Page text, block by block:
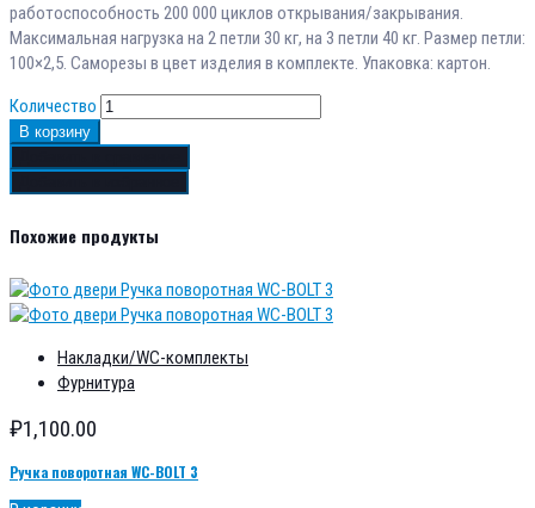
работоспособность 200 000 циклов открывания/закрывания.
Максимальная нагрузка на 2 петли 30 кг, на 3 петли 40 кг. Размер петли:
100×2,5. Саморезы в цвет изделия в комплекте. Упаковка: картон.
Количество
В корзину
Похожие продукты
Накладки/WC-комплекты
Фурнитура
₽1,100.00
Ручка поворотная WC-BOLT 3